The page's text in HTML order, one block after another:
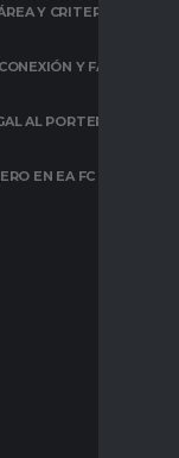
Y CRITERIO DE
Y FALTA DE
AL PORTERO EN
EN EA FC 26: